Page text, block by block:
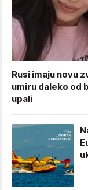
Rusi imaju novu
umiru daleko od
upali